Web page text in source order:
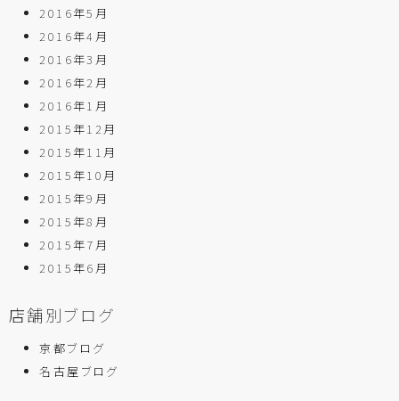
2016年5月
2016年4月
2016年3月
2016年2月
2016年1月
2015年12月
2015年11月
2015年10月
2015年9月
2015年8月
2015年7月
2015年6月
店舗別ブログ
京都ブログ
名古屋ブログ